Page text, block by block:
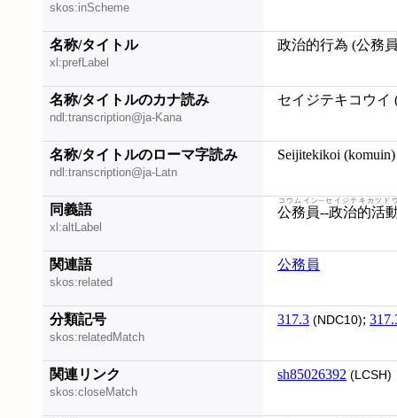
skos:inScheme
名称/タイトル
xl:prefLabel
政治的行為 (公務
名称/タイトルのカナ読み
ndl:transcription@ja-Kana
セイジテキコウイ
名称/タイトルのローマ字読み
ndl:transcription@ja-Latn
Seijitekikoi (komuin)
同義語
xl:altLabel
公務員--政治的活
コウムイン--セイジテキカツド
関連語
skos:related
公務員
分類記号
skos:relatedMatch
317.3 (NDC10);
関連リンク
skos:closeMatch
sh85026392 (LCSH)